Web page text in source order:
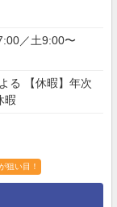
／土9:00〜
る 【休暇】年次
暇
狙い目！